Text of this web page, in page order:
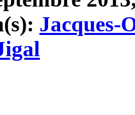
Jacques-